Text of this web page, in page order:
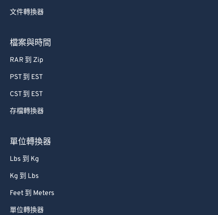
文件轉換器
檔案與時間
RAR 到 Zip
PST 到 EST
CST 到 EST
存檔轉換器
單位轉換器
Lbs 到 Kg
Kg 到 Lbs
Feet 到 Meters
單位轉換器